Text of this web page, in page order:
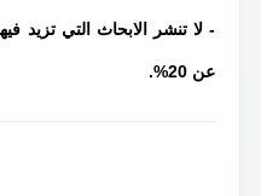
- لا تنشر الابحاث التي تزيد
عن 20%.